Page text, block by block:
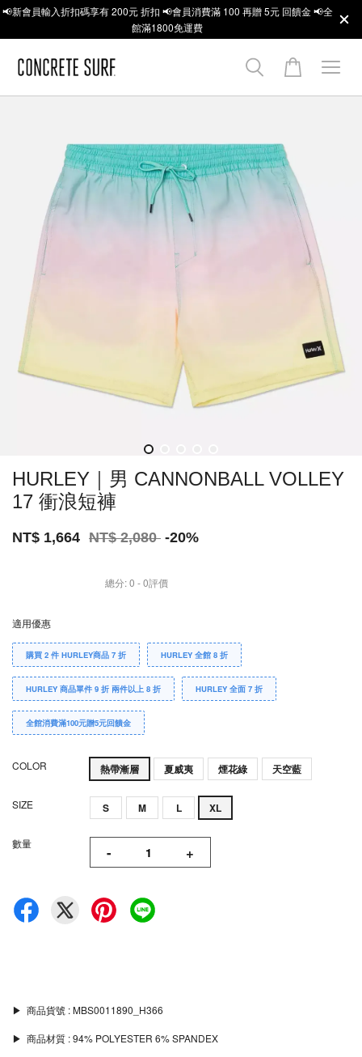
📢新會員輸入折扣碼享有 200元 折扣 📢會員消費滿 100 再贈 5元 回饋金 📢全
館滿1800免運費
HURLEY｜男 CANNONBALL VOLLEY
17 衝浪短褲
NT$ 1,664 NT$ 2,080 -20%
總分:0 -0評價
適用優惠
購買 2 件 HURLEY商品 7 折 HURLEY 全館 8 折
HURLEY 商品單件 9 折 兩件以上 8 折 HURLEY 全面 7 折
全館消費滿100元贈5元回饋金
COLOR 熱帶漸層 夏威夷 煙花綠 天空藍
SIZE S M L XL
數量 - +
▶︎ 商品貨號 : MBS0011890_H366
▶︎ 商品材質 : 94% POLYESTER 6% SPANDEX